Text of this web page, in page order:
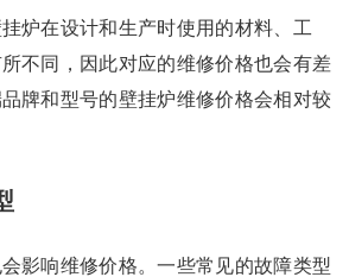
炉在设计和生产时使用的材料、工
不同，因此对应的维修价格也会有差
牌和型号的壁挂炉维修价格会相对较
影响维修价格。一些常见的故障类型